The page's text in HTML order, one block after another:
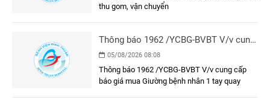
thu gom, vận chuyển
Thông báo 1962 /YCBG-BVBT V/v cung
cấp báo giá mua Giường bệnh nhân 1
tay quay
05/08/2026 08:08
Thông báo 1962 /YCBG-BVBT V/v cung cấp
báo giá mua Giường bệnh nhân 1 tay quay